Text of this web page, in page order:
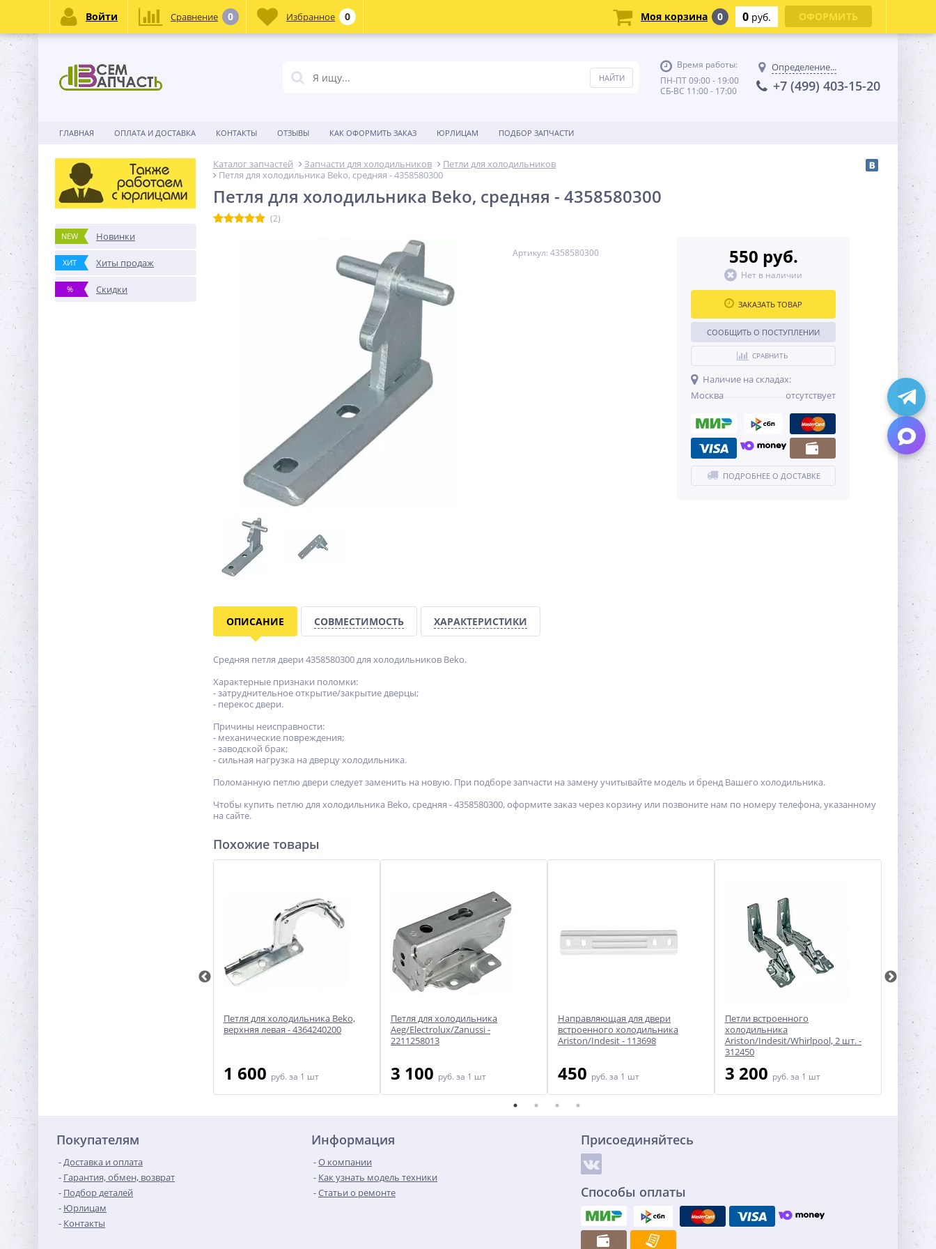
Время работы:
ПН-ПТ 09:00 - 19:00
СБ-ВС 11:00 - 17:00
Определение...
+7 (499) 403-15-20
ГЛАВНАЯ ОПЛАТА И ДОСТАВКА КОНТАКТЫ ОТЗЫВЫ КАК ОФОРМИТЬ ЗАКАЗ ЮРЛИЦАМ ПОДБОР ЗАПЧАСТИ
NEW Новинки
ХИТ Хиты продаж
% Скидки
Каталог запчастей Запчасти для холодильников
Петли для холодильников
Петля для холодильника Beko, средняя - 4358580300
Петля для холодильника Beko, средняя - 4358580300
(2)
Артикул: 4358580300 550 руб.
Нет в наличии
ЗАКАЗАТЬ ТОВАР
СООБЩИТЬ О ПОСТУПЛЕНИИ
СРАВНИТЬ
Наличие на складах:
Москва
отсутствует
ПОДРОБНЕЕ О ДОСТАВКЕ
ОПИСАНИЕ СОВМЕСТИМОСТЬ ХАРАКТЕРИСТИКИ
Средняя петля двери 4358580300 для холодильников Beko.
Характерные признаки поломки:
- затруднительное открытие/закрытие дверцы;
- перекос двери.
Причины неисправности:
- механические повреждения;
- заводской брак;
- сильная нагрузка на дверцу холодильника.
Поломанную петлю двери следует заменить на новую. При подборе запчасти на замену учитывайте модель и бренд Вашего холодильника.
Чтобы купить петлю для холодильника Beko, средняя - 4358580300, оформите заказ через корзину или позвоните нам по номеру телефона, указанному
на сайте.
Похожие товары
-
Петля для холодильника Beko,
верхняя левая - 4364240200
1 600 руб. за 1 шт
Петля для холодильника
Aeg/Electrolux/Zanussi -
2211258013
3 100 руб. за 1 шт
Направляющая для двери
встроенного холодильника
Ariston/Indesit - 113698
450 руб. за 1 шт
Петли встроенного
холодильника
Ariston/Indesit/Whirlpool, 2 шт. -
312450
3 200 руб. за 1 шт
Атлант,
300
Покупателям
Доставка и оплата
Гарантия, обмен, возврат
Подбор деталей
Юрлицам
Контакты
Информация
О компании
Как узнать модель техники
Статьи о ремонте
Присоединяйтесь
Способы оплаты
Войти Сравнение 0 Избранное 0 Моя корзина 0 0 руб. ОФОРМИТЬ